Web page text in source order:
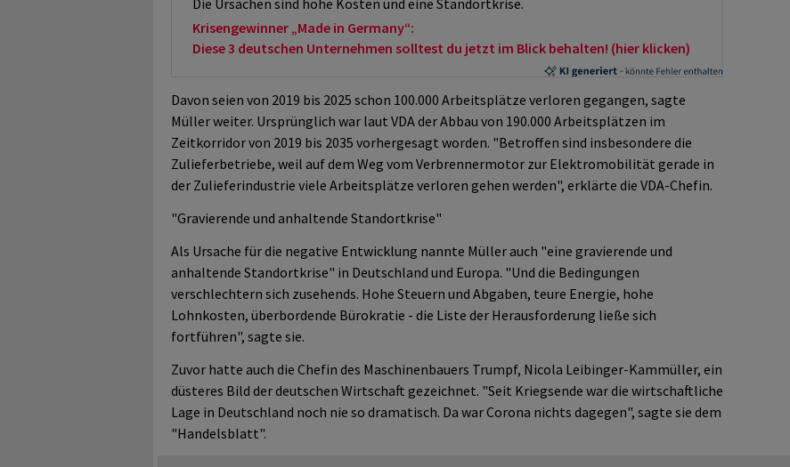
Krisengewinner „Made in Germany“:
Diese 3 deutschen Unternehmen solltest du jetzt im Blick behalten! (hier klicken)
Davon seien von 2019 bis 2025 schon 100.000 Arbeitsplätze verloren gegangen, sagte
Müller weiter. Ursprünglich war laut VDA der Abbau von 190.000 Arbeitsplätzen im
Zeitkorridor von 2019 bis 2035 vorhergesagt worden. "Betroffen sind insbesondere die
Zulieferbetriebe, weil auf dem Weg vom Verbrennermotor zur Elektromobilität gerade in
der Zulieferindustrie viele Arbeitsplätze verloren gehen werden", erklärte die VDA-Chefin.
"Gravierende und anhaltende Standortkrise"
Als Ursache für die negative Entwicklung nannte Müller auch "eine gravierende und
anhaltende Standortkrise" in Deutschland und Europa. "Und die Bedingungen
verschlechtern sich zusehends. Hohe Steuern und Abgaben, teure Energie, hohe
Lohnkosten, überbordende Bürokratie - die Liste der Herausforderung ließe sich
fortführen", sagte sie.
Zuvor hatte auch die Chefin des Maschinenbauers Trumpf, Nicola Leibinger-Kammüller, ein
düsteres Bild der deutschen Wirtschaft gezeichnet. "Seit Kriegsende war die wirtschaftliche
Lage in Deutschland noch nie so dramatisch. Da war Corona nichts dagegen", sagte sie dem
"Handelsblatt".